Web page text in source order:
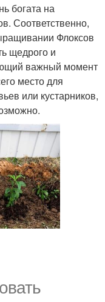
богата на
Соответственно,
Флоксов
щедрого и
важный момент
место для
или кустарников,